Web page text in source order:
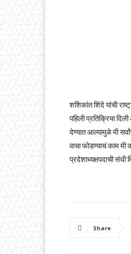
शशिकांत शिंदे यांची
पहिली प्रतिक्रिया
देण्यात आल्यामुळे मी
वाचा फोडण्याचं काम
प्रदेशाध्यक्षपदाची
Share